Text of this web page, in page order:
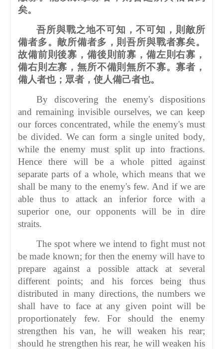
矣。
吾所與戰之地不可知，不可知，則敵所
備者多。敵所備者多，則吾所與戰者寡矣。
故備前則後寡，備後則前寡，備左則右寡，
備右則左寡，無所不備則無所不寡。寡者，
備人者也；眾者，使人備己者也。
By discovering the enemy's dispositions
and remaining invisible ourselves, we can keep
our forces concentrated, while the enemy's must
be divided. We can form a single united body,
while the enemy must split up into fractions.
Hence there will be a whole pitted against
separate parts of a whole, which means that we
shall be many to the enemy's few. And if we are
able thus to attack an inferior force with a
superior one, our opponents will be in dire
straits.
The spot where we intend to fight must not
be made known; for then the enemy will have to
prepare against a possible attack at several
different points; and his forces being thus
distributed in many directions, the numbers we
shall have to face at any given point will be
proportionately few. For should the enemy
strengthen his van, he will weaken his rear;
should he strengthen his rear, he will weaken his